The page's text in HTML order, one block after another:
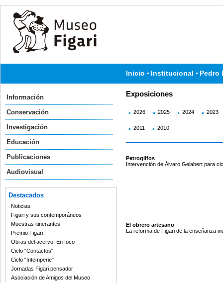
Inicio Institucional Pedro
Información
Conservación
Investigación
Educación
Publicaciones
Audiovisual
Destacados
Noticias
Figari y sus contemporáneos
Muestras itinerantes
Premio Figari
Obras del acervo. En foco
Ciclo "Contactos"
Ciclo "Intemperie"
Jornadas Figari pensador
Asociación de Amigos del Museo
Exposiciones
2026 2025 2024 2023
2011 2010
Petroglifos
Intervención de Álvaro Gelabert para
El obrero artesano
La reforma de Figari de la enseñanza